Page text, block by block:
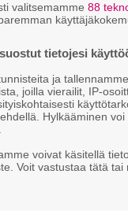
valitsemamme 88
tietojesi
ja
joilla vierailit, IP-
Hylkääminen
voivat käsitellä
Voit vastustaa tätä